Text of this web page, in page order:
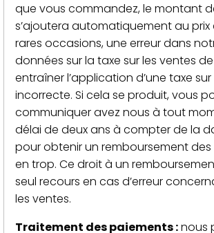
que vous commandez, le montant
s’ajoutera automatiquement au prix
rares occasions, une erreur dans
données sur la taxe sur les ventes de
entraîner l’application d’une taxe
incorrecte. Si cela se produit, vous
communiquer avez nous à tout
délai de deux ans à compter de la
pour obtenir un remboursement
en trop. Ce droit à un
seul recours en cas d’erreur
les ventes.
Traitement des paiements :nous